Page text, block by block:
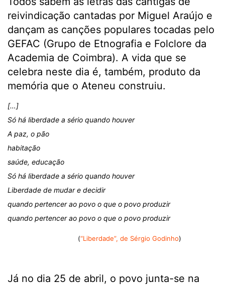
reivindicação cantadas por Miguel Araújo e
dançam as canções populares tocadas pelo
GEFAC (Grupo de Etnografia e Folclore da
Academia de Coimbra). A vida que se
celebra neste dia é, também, produto da
memória que o Ateneu construiu.
[…]
Só há liberdade a sério quando houver
A paz, o pão
habitação
saúde, educação
Só há liberdade a sério quando houver
Liberdade de mudar e decidir
quando pertencer ao povo o que o povo produzir
quando pertencer ao povo o que o povo produzir
(“Liberdade”, de Sérgio Godinho)
Já no dia 25 de abril, o povo junta-se na